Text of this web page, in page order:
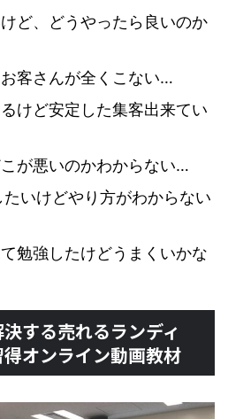
ど、どうやったら良いのか
客さんが全くこない…
けど安定した集客出来てい
が悪いのかわからない…
いけどやり方がわからない
て勉強したけどうまくいかな
する売れるランディ
オンライン動画教材